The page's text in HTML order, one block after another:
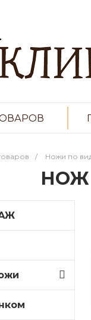
/ Ножи по
НОЖ